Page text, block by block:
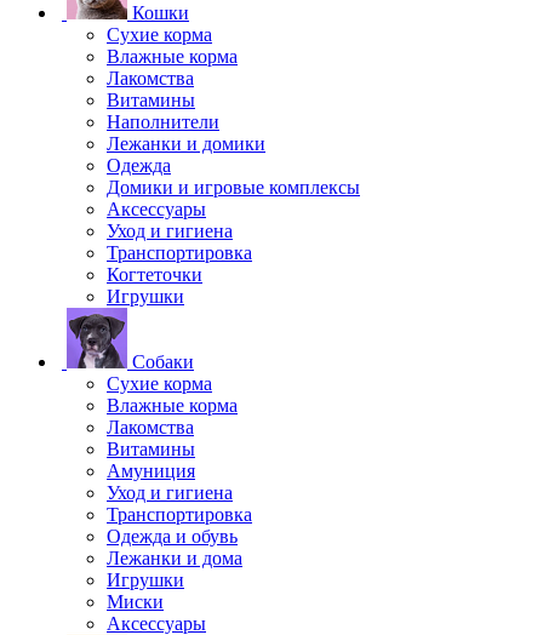
Кошки
Сухие корма
Влажные корма
Лакомства
Витамины
Наполнители
Лежанки и домики
Одежда
Домики и игровые комплексы
Аксессуары
Уход и гигиена
Транспортировка
Когтеточки
Игрушки
Собаки
Сухие корма
Влажные корма
Лакомства
Витамины
Амуниция
Уход и гигиена
Транспортировка
Одежда и обувь
Лежанки и дома
Игрушки
Миски
Аксессуары